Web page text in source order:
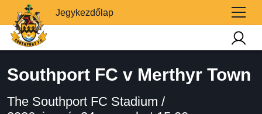
Jegykezdőlap
Southport FC v Merthyr Town
The Southport FC Stadium /